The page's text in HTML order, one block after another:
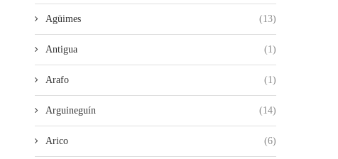
Agüimes (13)
Antigua (1)
Arafo (1)
Arguineguín (14)
Arico (6)